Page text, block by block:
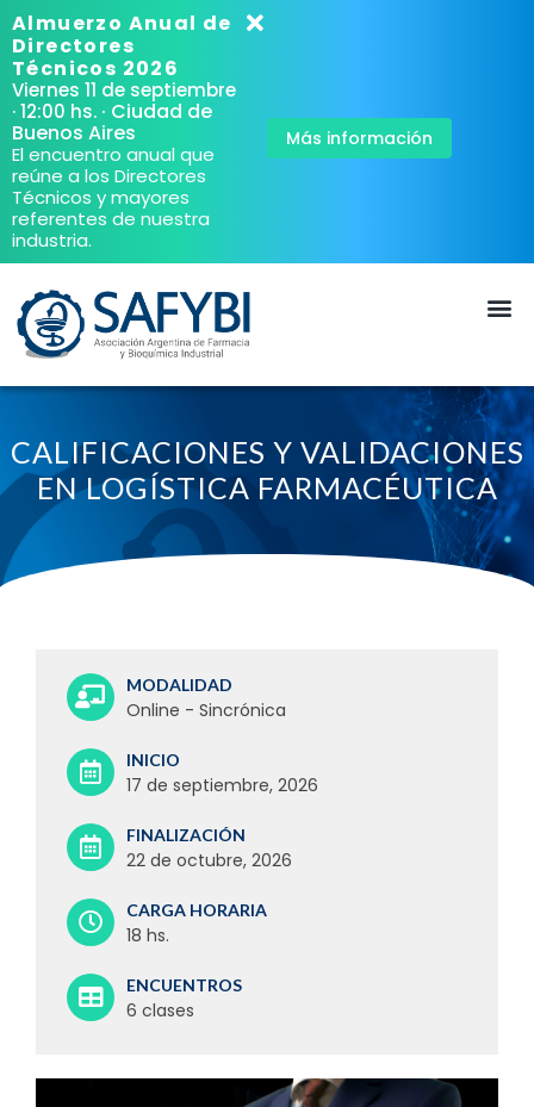
Almuerzo Anual de
Directores
Técnicos 2026
Viernes 11 de septiembre
· 12:00 hs. · Ciudad de
Buenos Aires
El encuentro anual que
reúne a los Directores
Técnicos y mayores
referentes de nuestra
industria.
Más información
CALIFICACIONES Y VALIDACIONES
EN LOGÍSTICA FARMACÉUTICA
MODALIDAD
Online - Sincrónica
INICIO
17 de septiembre, 2026
FINALIZACIÓN
22 de octubre, 2026
CARGA HORARIA
18 hs.
ENCUENTROS
6 clases